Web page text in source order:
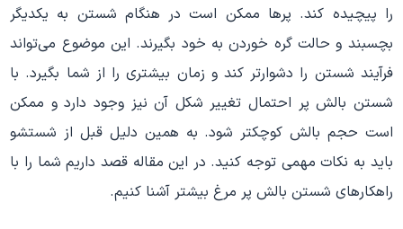
را پیچیده کند. پرها ممکن است در هنگام شستن به یکدیگر
بچسبند و حالت گره خوردن به خود بگیرند. این موضوع می‌تواند
فرآیند شستن را دشوارتر کند و زمان بیشتری را از شما بگیرد. با
شستن بالش پر احتمال تغییر شکل آن نیز وجود دارد و ممکن
است حجم بالش کوچکتر شود. به همین دلیل قبل از شستشو
باید به نکات مهمی توجه کنید. در این مقاله قصد داریم شما را با
راهکارهای شستن بالش پر مرغ بیشتر آشنا کنیم.